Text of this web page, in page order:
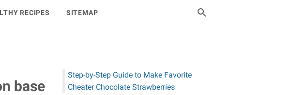
RECIPES SITEMAP
base
Step-by-Step Guide to Make Favorite
Cheater Chocolate Strawberries